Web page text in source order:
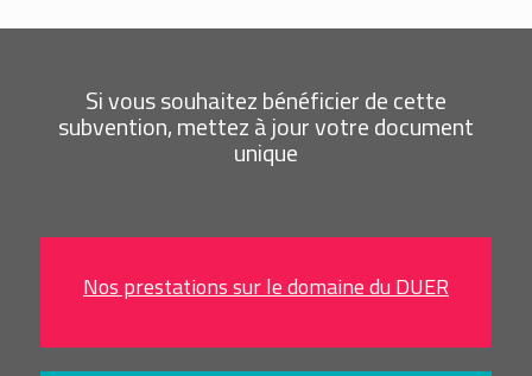
Si vous souhaitez bénéficier de cette
subvention, mettez à jour votre document
unique
Nos prestations sur le domaine du DUER